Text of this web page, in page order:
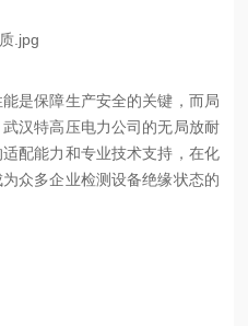
是保障生产安全的关键，而局
汉特高压电力公司的无局放耐
配能力和专业技术支持，在化
众多企业检测设备绝缘状态的